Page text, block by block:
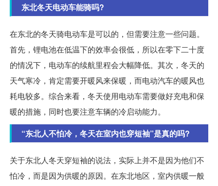
东北冬天电动车能骑吗?
在东北的冬天骑电动车是可以的，但需要注意一些问题。
首先，锂电池在低温下的效率会很低，所以在零下二十度
的情况下，电动车的续航里程会大幅降低。其次，冬天的
天气寒冷，肯定需要开暖风来保暖，而电动汽车的暖风也
耗电较多。综合来看，冬天使用电动车需要做好充电和保
暖的措施，同时也要注意车辆的冷启动能力。
“东北人不怕冷，冬天在室内也穿短袖”是真的吗?
关于东北人冬天穿短袖的说法，实际上并不是因为他们不
怕冷，而是因为供暖的原因。在东北地区，室内供暖一般